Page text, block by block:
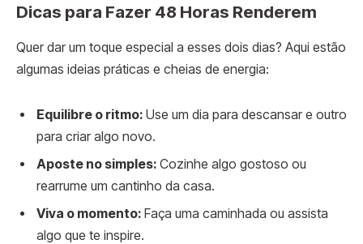
Dicas para Fazer 48 Horas Renderem
Quer dar um toque especial a esses dois dias? Aqui estão
algumas ideias práticas e cheias de energia:
Equilibre o ritmo: Use um dia para descansar e outro
para criar algo novo.
Aposte no simples: Cozinhe algo gostoso ou
rearrume um cantinho da casa.
Viva o momento: Faça uma caminhada ou assista
algo que te inspire.